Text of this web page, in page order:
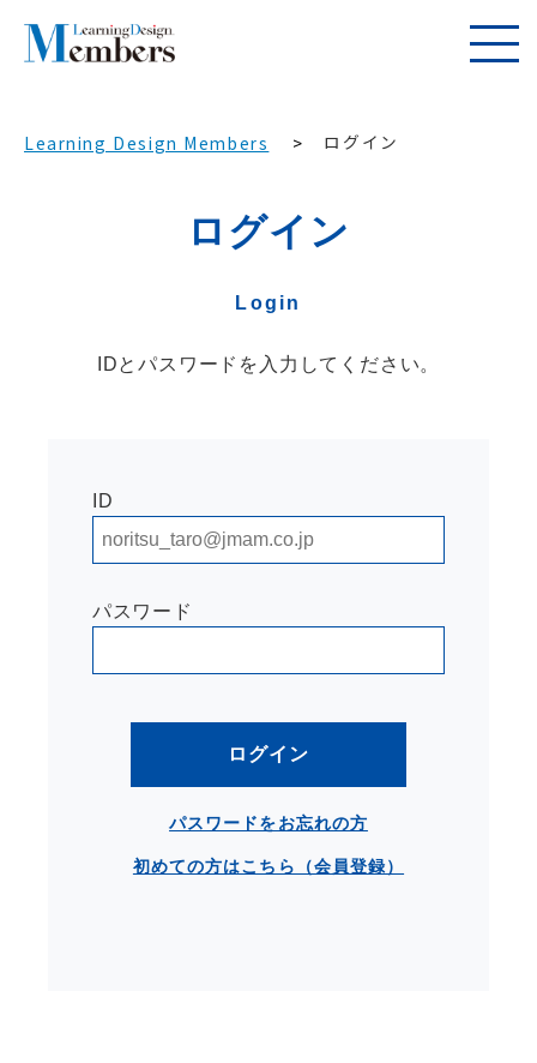
Learning Design Members ログイン
ログイン
Login
IDとパスワードを入力してください。
ID
パスワード
ログイン
パスワードをお忘れの方
初めての方はこちら（会員登録）